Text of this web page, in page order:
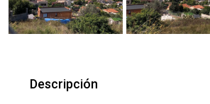
Descripción